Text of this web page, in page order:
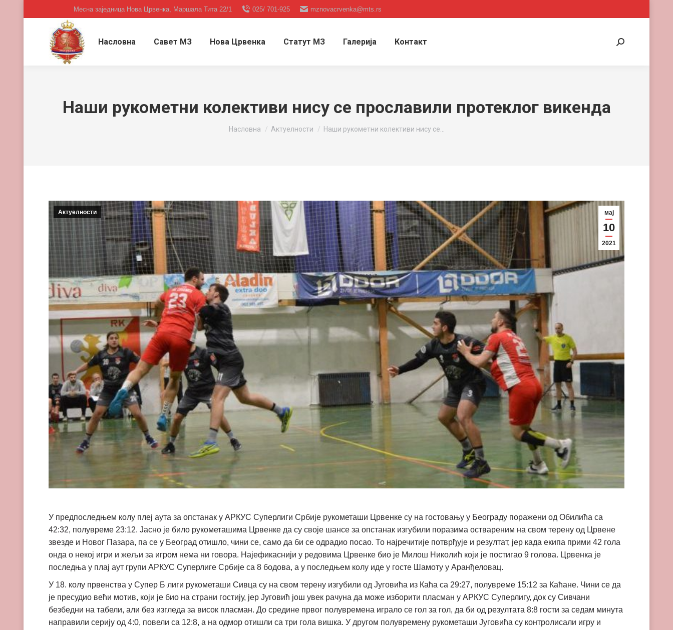
Месна заједница Нова Црвенка, Маршала Тита 22/1 025/ 701-925 mznovacrvenka@mts.rs
Насловна Савет МЗ Нова Црвенка Статут МЗ Галерија Контакт Search:
Наши рукометни колективи нису се прославили протеклог викенда
You are here:
Насловна Актуелности Наши рукометни колективи нису се…
мај
10
2021
Актуелности
У предпоследњем колу плеј аута за опстанак у АРКУС Суперлиги Србије рукометаши Црвенке су на гостовању у Београду поражени од Обилића са
42:32, полувреме 23:12. Јасно је било рукометашима Црвенке да су своје шансе за опстанак изгубили поразима оствареним на свом терену од Црвене
звезде и Новог Пазара, па се у Београд отишло, чини се, само да би се одрадио посао. То најречитије потврђује и резултат, јер када екипа прими 42 гола
онда о некој игри и жељи за игром нема ни говора. Најефикаснији у редовима Црвенке био је Милош Николић који је постигао 9 голова. Црвенка је
последња у плај аут групи АРКУС Суперлиге Србије са 8 бодова, а у последњем колу иде у госте Шамоту у Аранђеловац.
У 18. колу првенства у Супер Б лиги рукометаши Сивца су на свом терену изгубили од Југовића из Каћа са 29:27, полувреме 15:12 за Каћане. Чини се да
је пресудио већи мотив, који је био на страни гостију, јер Југовић још увек рачуна да може изборити пласман у АРКУС Суперлигу, док су Сивчани
безбедни на табели, али без изгледа за висок пласман. До средине првог полувремена играло се гол за гол, да би од резултата 8:8 гости за седам минута
направили серију од 4:0, повели са 12:8, а на одмор отишли са три гола вишка. У другом полувремену рукометаши Југовића су контролисали игру и